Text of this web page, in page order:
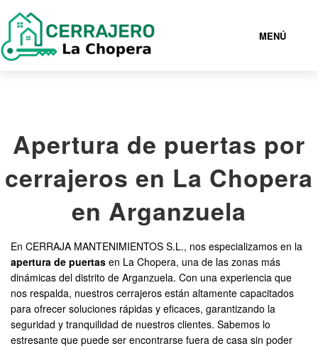
MENÚ
919933238
CERRAJEROS LA CHOPERA BARATOS
CONTACTAR
Apertura de puertas por
cerrajeros en La Chopera
en Arganzuela
En CERRAJA MANTENIMIENTOS S.L., nos especializamos en la
apertura de puertas en La Chopera, una de las zonas más
dinámicas del distrito de Arganzuela. Con una experiencia que
nos respalda, nuestros cerrajeros están altamente capacitados
para ofrecer soluciones rápidas y eficaces, garantizando la
seguridad y tranquilidad de nuestros clientes. Sabemos lo
estresante que puede ser encontrarse fuera de casa sin poder